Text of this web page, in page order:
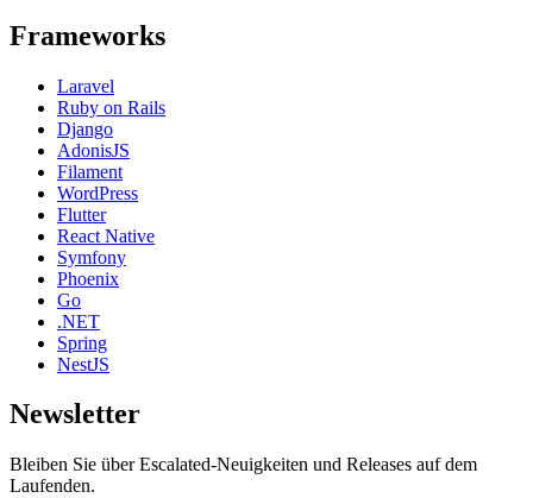
Frameworks
Laravel
Ruby on Rails
Django
AdonisJS
Filament
WordPress
Flutter
React Native
Symfony
Phoenix
Go
.NET
Spring
NestJS
Newsletter
Bleiben Sie über Escalated-Neuigkeiten und Releases auf dem
Laufenden.